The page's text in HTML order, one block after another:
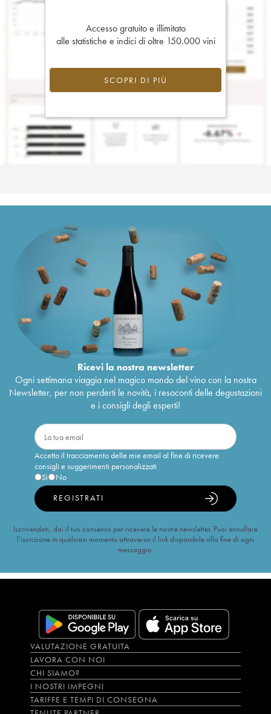
Accesso gratuito e illimitato
alle statistiche e indici di oltre 150.000 vini
SCOPRI DI PIÙ
Ricevi la nostra newsletter
Ogni settimana viaggia nel magico mondo del vino con la nostra
Newsletter, per non perderti le novità, i resoconti delle degustazioni
e i consigli degli esperti!
Accetto il tracciamento delle mie email al fine di ricevere
consigli e suggerimenti personalizzati
Sì
No
REGISTRATI
Iscrivendoti, dai il tuo consenso per ricevere le nostre newsletter. Puoi annullare
l’iscrizione in qualsiasi momento attraverso il link disponibile alla fine di ogni
messaggio.
VALUTAZIONE GRATUITA
LAVORA CON NOI
CHI SIAMO?
I NOSTRI IMPEGNI
TARIFFE E TEMPI DI CONSEGNA